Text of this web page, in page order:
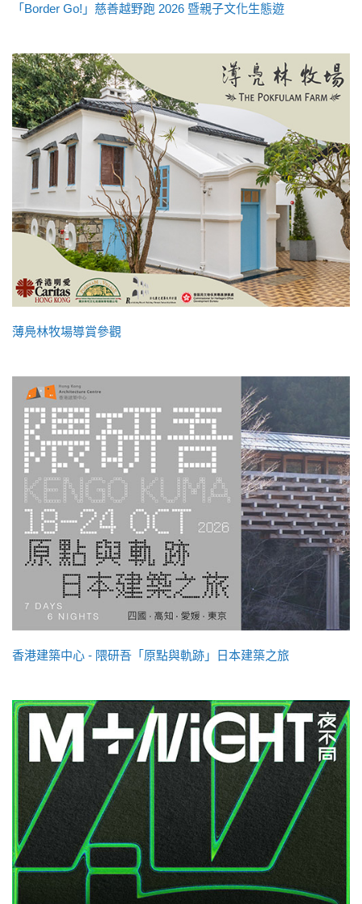
「Border Go!」慈善越野跑 2026 暨親子文化生態遊
薄鳧林牧場導賞參觀
香港建築中心 - 隈研吾「原點與軌跡」日本建築之旅